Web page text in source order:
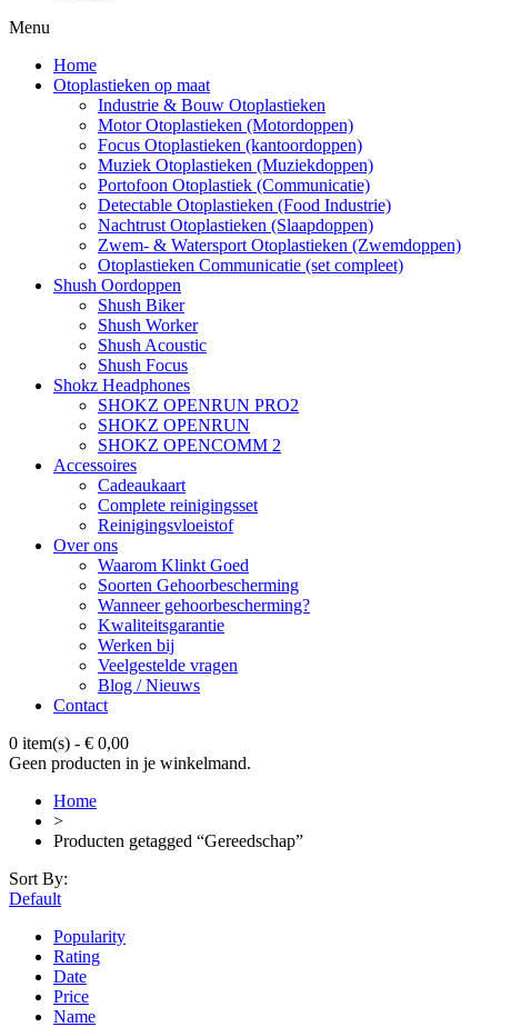
Menu
Home
Otoplastieken op maat
Industrie & Bouw Otoplastieken
Motor Otoplastieken (Motordoppen)
Focus Otoplastieken (kantoordoppen)
Muziek Otoplastieken (Muziekdoppen)
Portofoon Otoplastiek (Communicatie)
Detectable Otoplastieken (Food Industrie)
Nachtrust Otoplastieken (Slaapdoppen)
Zwem- & Watersport Otoplastieken (Zwemdoppen)
Otoplastieken Communicatie (set compleet)
Shush Oordoppen
Shush Biker
Shush Worker
Shush Acoustic
Shush Focus
Shokz Headphones
SHOKZ OPENRUN PRO2
SHOKZ OPENRUN
SHOKZ OPENCOMM 2
Accessoires
Cadeaukaart
Complete reinigingsset
Reinigingsvloeistof
Over ons
Waarom Klinkt Goed
Soorten Gehoorbescherming
Wanneer gehoorbescherming?
Kwaliteitsgarantie
Werken bij
Veelgestelde vragen
Blog / Nieuws
Contact
0 item(s) - € 0,00
Geen producten in je winkelmand.
Home
>
Producten getagged “Gereedschap”
Sort By:
Default
Popularity
Rating
Date
Price
Name